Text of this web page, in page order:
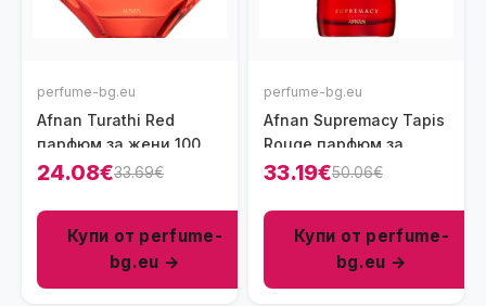
perfume-bg.eu
Afnan Turathi Red
парфюм за жени 100
мл - EDP
24.08€33.69€
Купи от perfume-
bg.eu →
perfume-bg.eu
Afnan Supremacy Tapis
Rouge парфюм за
жени 100 мл - EDP
33.19€50.06€
Купи от perfume-
bg.eu →